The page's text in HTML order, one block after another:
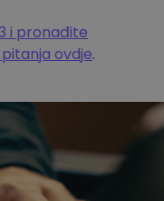
i pronađite
ovdje.